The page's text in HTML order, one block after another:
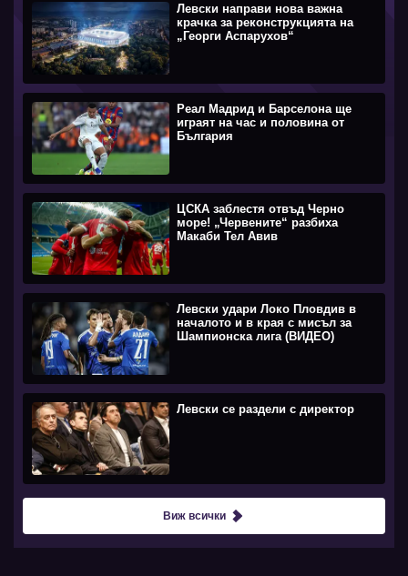
Левски направи нова важна
крачка за реконструкцията на
„Георги Аспарухов“
Реал Мадрид и Барселона ще
играят на час и половина от
България
ЦСКА заблестя отвъд Черно
море! „Червените“ разбиха
Макаби Тел Авив
Левски удари Локо Пловдив в
началото и в края с мисъл за
Шампионска лига (ВИДЕО)
Левски се раздели с директор
Виж всички